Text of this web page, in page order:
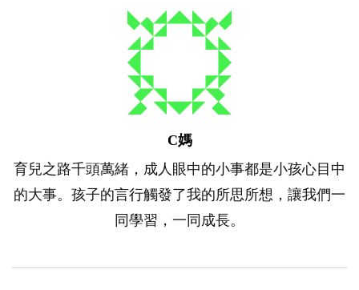
C媽
育兒之路千頭萬緒，成人眼中的小事都是小孩心目中
的大事。孩子的言行觸發了我的所思所想，讓我們一
同學習，一同成長。